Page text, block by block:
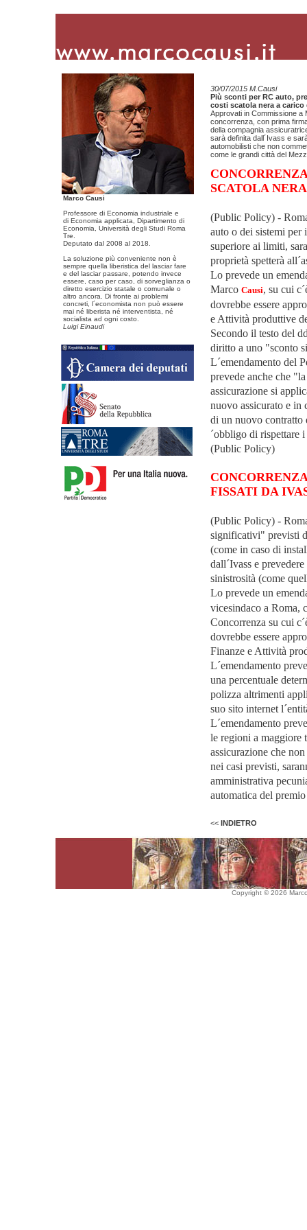
Marco Causi
Professore di Economia industriale e
di Economia applicata, Dipartimento di
Economia, Università degli Studi Roma
Tre.
Deputato dal 2008 al 2018.
La soluzione più conveniente non è
sempre quella liberistica del lasciar fare
e del lasciar passare, potendo invece
essere, caso per caso, di sorveglianza o
diretto esercizio statale o comunale o
altro ancora. Di fronte ai problemi
concreti, l´economista non può essere
mai né liberista né interventista, né
socialista ad ogni costo.
Luigi Einaudi
30/07/2015 M.Causi
Più sconti per RC auto,
costi scatola nera a carico
Approvati in Commissione a
concorrenza, con prima
della compagnia
sarà definita dall´Ivass e
automobilisti che non
come le grandi città del
SCATOLA
(Public Policy) -
auto o dei sistemi per
superiore ai limiti,
proprietà spetterà
Lo prevede un
Marco Causi, su cui
dovrebbe essere
e Attività produttive
Secondo il testo del
diritto a uno "sconto
L´emendamento del
prevede anche che
assicurazione si
nuovo assicurato e in
di un nuovo contratto
´obbligo di rispettare
(Public Policy)
FISSATI DA
(Public Policy) -
significativi" previsti
(come in caso di
dall´Ivass e
sinistrosità (come
Lo prevede un
vicesindaco a Roma,
Concorrenza su cui
dovrebbe essere
Finanze e Attività
L´emendamento
una percentuale
polizza altrimenti
suo sito internet
L´emendamento
le regioni a maggiore
assicurazione che
nei casi previsti,
amministrativa
automatica del
<< INDIETRO
Copyright © 2026